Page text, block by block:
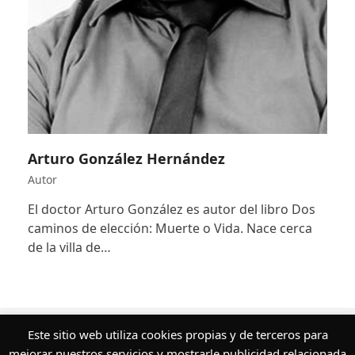
Arturo González Hernández
Autor
El doctor Arturo González es autor del libro Dos
caminos de elección: Muerte o Vida. Nace cerca
de la villa de…
¿Quieres conocer más sobre nuestros
servicios editoriales?
Este sitio web utiliza cookies propias y de terceros para